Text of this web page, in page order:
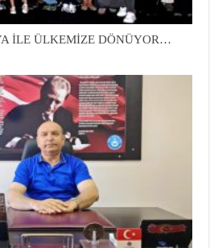
İLE ÜLKEMİZE DÖNÜYOR…